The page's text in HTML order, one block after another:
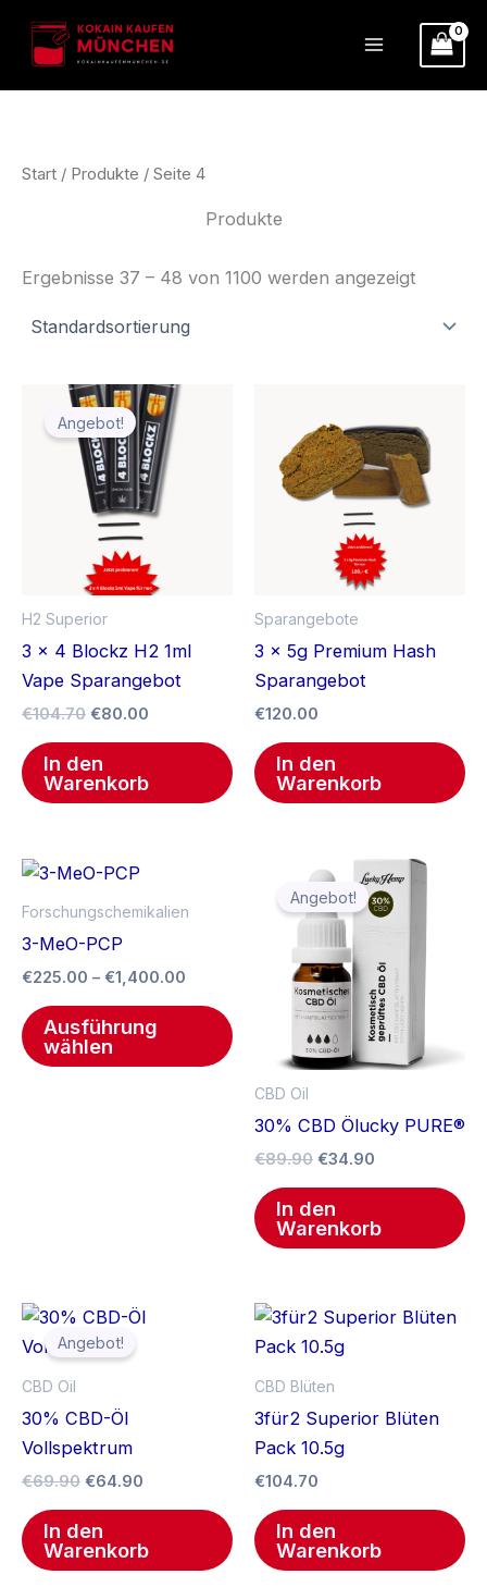
Inhalt
springen
Start / Produkte / Seite 4
Produkte
Ergebnisse 37 – 48 von 1100 werden angezeigt
Angebot!
H2 Superior
3 x 4 Blockz H2 1ml
Vape Sparangebot
€104.70
Ursprünglicher
Preis
war:
€104.70
€80.00
Aktueller
Preis
ist:
€80.00.
In den
Warenkorb
Sparangebote
3 x 5g Premium Hash
Sparangebot
€120.00
In den
Warenkorb
Forschungschemikalien
3-MeO-PCP
€225.00 – €1,400.00
bis
Ausführung
wählen
Produkt
mehrere
Varianten
Die
Optionen
können
auf
der
Produktseite
gewählt
werden
Angebot!
CBD Oil
30% CBD Ölucky PURE®
€89.90
Ursprünglicher
Preis
war:
€89.90
€34.90
Aktueller
Preis
ist:
In den
Warenkorb
Angebot!
CBD Oil
30% CBD-Öl
Vollspektrum
€69.90
Ursprünglicher
Preis
war:
€64.90
Aktueller
In den
Warenkorb
CBD Blüten
3für2 Superior Blüten
Pack 10.5g
€104.70
In den
Warenkorb